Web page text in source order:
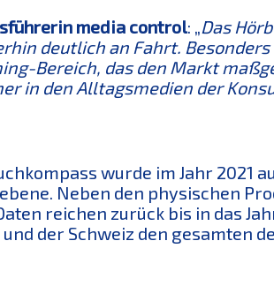
media control: „Das
deutlich an Fahrt.
Bereich, das den Markt
in den Alltagsmedien der
wurde im Jahr 2021
Neben den physischen
reichen zurück bis in das
der Schweiz den gesamten